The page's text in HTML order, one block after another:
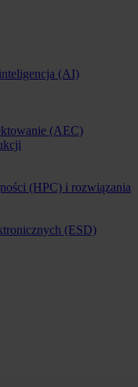
(AI)
(AEC)
(HPC) i rozwiązania
(ESD)